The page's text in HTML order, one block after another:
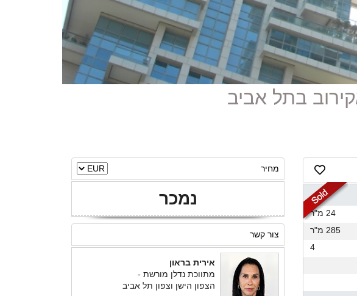
24 מ"ר
285 מ"ר
4
מחיר
נמכר
צור קשר
אירית בראון
מתווכת נדלן מורשת -
הצפון הישן וצפון תל אביב